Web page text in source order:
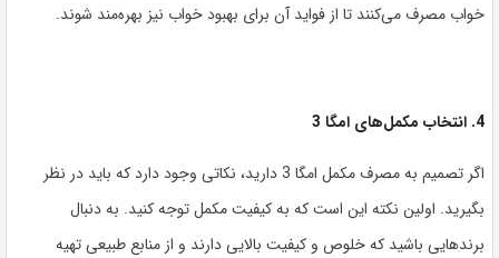
خواب مصرف می‌کنند تا از فواید آن برای بهبود خواب نیز بهره‌مند شوند.
4. انتخاب مکمل‌های امگا 3
اگر تصمیم به مصرف مکمل امگا 3 دارید، نکاتی وجود دارد که باید در نظر
بگیرید. اولین نکته این است که به کیفیت مکمل توجه کنید. به دنبال
برندهایی باشید که خلوص و کیفیت بالایی دارند و از منابع طبیعی تهیه